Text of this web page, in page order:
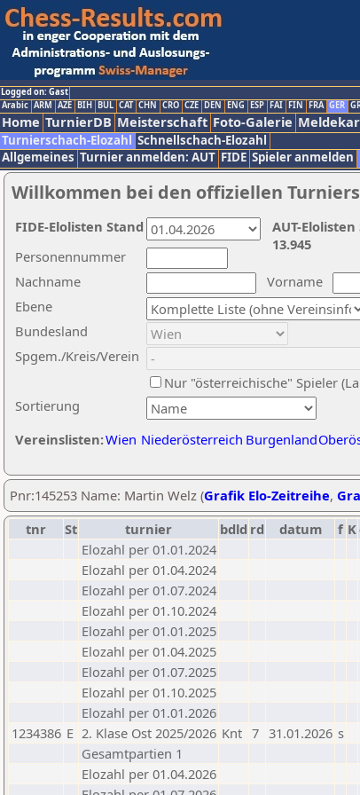
Logged on: Gast
Arabic ARM AZE BIH BUL CAT CHN CRO CZE DEN ENG ESP FAI FIN FRA GER
Home TurnierDB Meisterschaft Foto-Galerie
Turnierschach-Elozahl Schnellschach-Elozahl
Allgemeines Turnier anmelden: AUT FIDE Spieler anmelden
Willkommen bei den offiziellen
Nachname
Vorname
Ebene
Sortierung
Personennummer
Bundesland
Spgem./Kreis/Verein
Nur "österreichische" Spieler
Vereinslisten:Wien Niederösterreich Burgenland
AUT-
13.945
FIDE-Elolisten Stand
Pnr:145253 Name: Martin Welz (Grafik Elo-Zeitreihe,
tnr
St turnier bdld rd datum f K
Elozahl per 01.01.2024
Elozahl per 01.04.2024
Elozahl per 01.07.2024
Elozahl per 01.10.2024
Elozahl per 01.01.2025
Elozahl per 01.04.2025
Elozahl per 01.07.2025
Elozahl per 01.10.2025
Elozahl per 01.01.2026
1234386 E 2. Klase Ost 2025/2026 Knt 7 31.01.2026 s
Gesamtpartien 1
Elozahl per 01.04.2026